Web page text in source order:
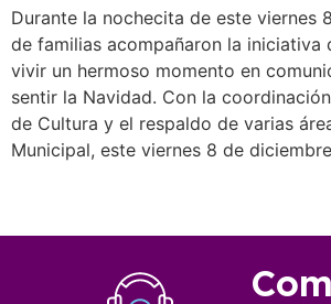
Durante la nochecita de este viernes
de familias acompañaron la iniciativa
vivir un hermoso momento en
sentir la Navidad. Con la
de Cultura y el respaldo de varias
Municipal, este viernes 8 de